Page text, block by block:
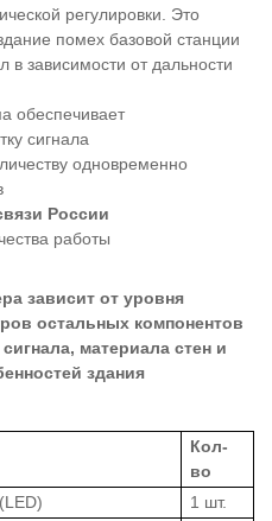
регулировки. Это
помех базовой станции
в зависимости от дальности
обеспечивает
сигнала
одновременно
России
работы
зависит от уровня
остальных компонентов
материала стен и
здания
Кол-
во
1 шт.